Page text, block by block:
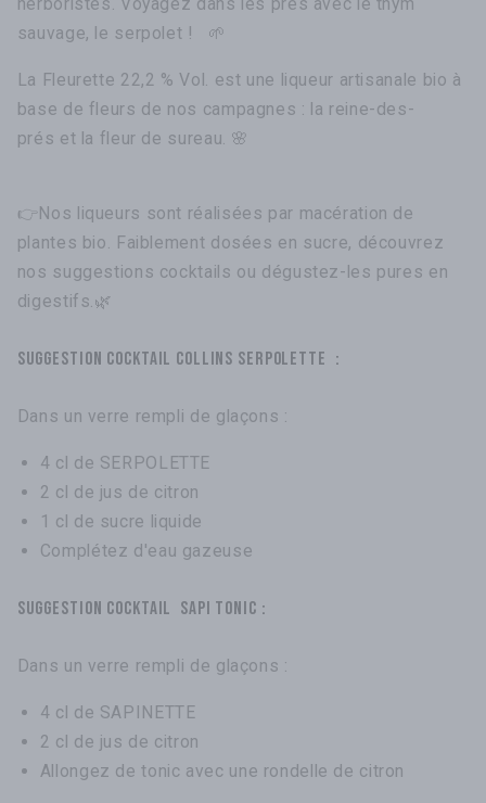
sauvage, le serpolet !
🌱
La Fleurette 22,2 % Vol. est une liqueur artisanale bio à
base de fleurs de nos campagnes : la reine-des-
prés et la fleur de sureau. 🌸
👉Nos liqueurs sont réalisées par macération de
plantes bio. Faiblement dosées en sucre, découvrez
nos suggestions cocktails ou dégustez-les pures en
digestifs.🌿
Suggestion cocktail COLLINS SERPOLETTE :
Dans un verre rempli de glaçons :
4 cl de SERPOLETTE
2 cl de jus de citron
1 cl de sucre liquide
Complétez d'eau gazeuse
Suggestion cocktail SAPI TONIC :
Dans un verre rempli de glaçons :
4 cl de SAPINETTE
2 cl de jus de citron
Allongez de tonic avec une rondelle de citron